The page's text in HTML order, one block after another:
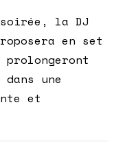
la DJ
en set
une
et